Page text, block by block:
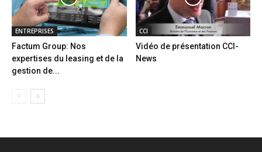
ENTREPRISES
Factum Group: Nos
expertises du leasing et de la
gestion de...
CCI
Vidéo de présentation CCI-
News